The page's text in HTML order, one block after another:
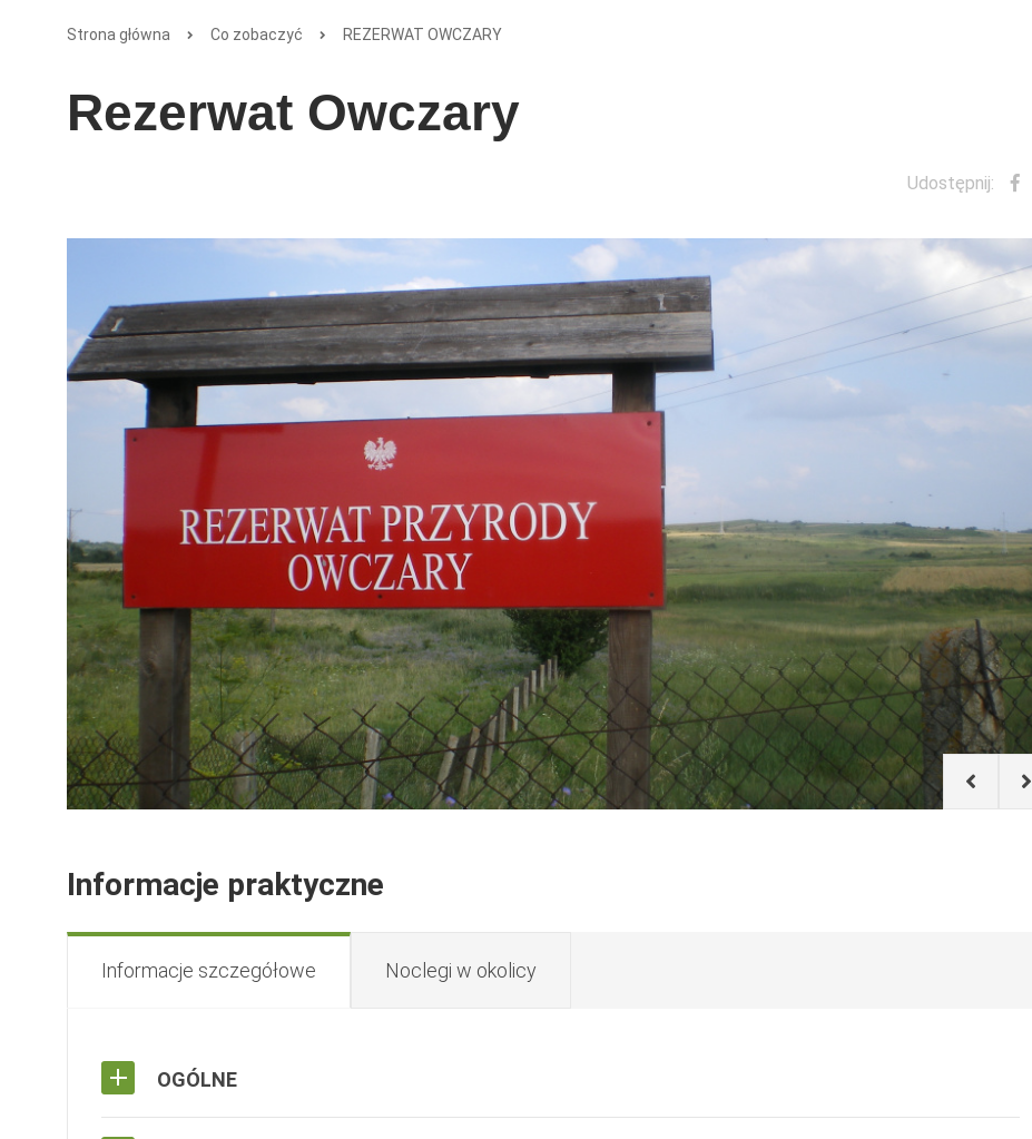
Strona główna Co zobaczyć REZERWAT OWCZARY
Rezerwat Owczary
Udostępnij:
Rezerwat Owczary
Piotr Szumilas
Informacje praktyczne
Informacje szczegółowe Noclegi w okolicy
OGÓLNE